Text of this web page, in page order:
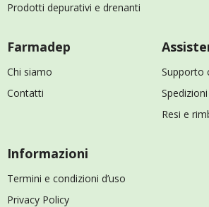
Prodotti depurativi e drenanti
Farmadep
Chi siamo
Contatti
Supporto
Resi e
Informazioni
Termini e condizioni d’uso
Privacy Policy